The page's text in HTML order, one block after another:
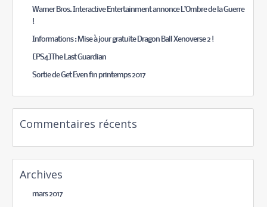
Warner Bros. Interactive Entertainment annonce L’Ombre de la Guerre
!
Informations : Mise à jour gratuite Dragon Ball Xenoverse 2 !
[PS4]The Last Guardian
Sortie de Get Even fin printemps 2017
Commentaires récents
Archives
mars 2017